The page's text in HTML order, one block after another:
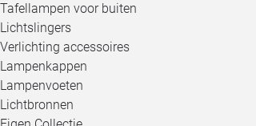
Tafellampen voor buiten
Lichtslingers
Verlichting accessoires
Lampenkappen
Lampenvoeten
Lichtbronnen